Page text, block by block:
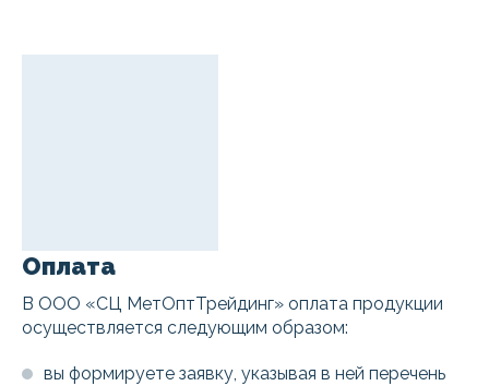
Оплата
В ООО «СЦ МетОптТрейдинг» оплата продукции
осуществляется следующим образом:
вы формируете заявку, указывая в ней перечень